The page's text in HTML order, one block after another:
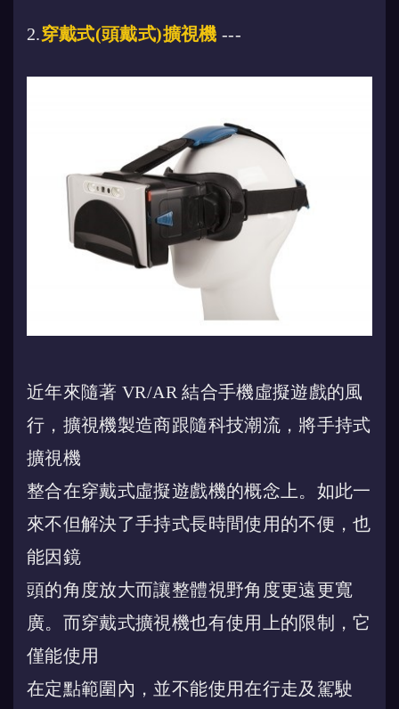
2.穿戴式(頭戴式)擴視機 ---
近年來隨著 VR/AR 結合手機虛擬遊戲的風
行，擴視機製造商跟隨科技潮流， 將手持式
擴視機
整合在穿戴式虛擬遊戲機的概念上。如此一
來不但解決了手持式長時間使用的不便，也
能因鏡
頭的角度放大而讓整體視野角度更遠更寬
廣。而穿戴式擴視機也有使用上的限制，它
僅能使用
在定點範圍內，並不能使用在行走及駕駛